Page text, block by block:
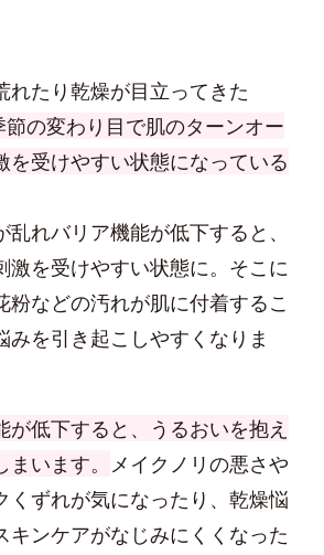
れたり乾燥が目立ってきた
節の変わり目で肌のターンオー
を受けやすい状態になっている
れバリア機能が低下すると、
激を受けやすい状態に。そこに
粉などの汚れが肌に付着するこ
みを引き起こしやすくなりま
が低下すると、うるおいを抱え
います。 メイクノリの悪さや
くずれが気になったり、乾燥悩
キンケアがなじみにくくなった